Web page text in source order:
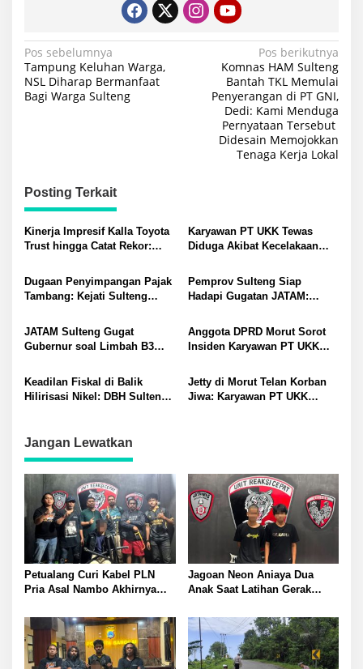
Navigasi
pos
Pos sebelumnya
Tampung Keluhan Warga,
NSL Diharap Bermanfaat
Bagi Warga Sulteng
Pos berikutnya
Komnas HAM Sulteng
Bantah TKL Memulai
Penyerangan di PT GNI,
Dedi: Kami Menduga
Pernyataan Tersebut
Didesain Memojokkan
Tenaga Kerja Lokal
Posting Terkait
Kinerja Impresif Kalla Toyota
Trust hingga Catat Rekor:
Baru Meningkat
Karyawan PT UKK Tewas
Diduga Akibat Kecelakaan
Anak yang Masih TK
Dugaan Penyimpangan Pajak
Tambang: Kejati Sulteng
sebagai Tersangka
Pemprov Sulteng Siap
Hadapi Gugatan JATAM:
Lingkungan Akibat Limbah
B3 PT QMB dan Berkah
Morowali Sejahtera
JATAM Sulteng Gugat
Gubernur soal Limbah B3
Morowali Sejahtera
Anggota DPRD Morut Sorot
Insiden Karyawan PT UKK
Keadilan Fiskal di Balik
Hilirisasi Nikel: DBH Sulteng
Jetty di Morut Telan Korban
Jiwa: Karyawan PT UKK
Jangan Lewatkan
Petualang Curi Kabel PLN
Pria Asal Nambo Akhirnya
Jagoan Neon Aniaya Dua
Anak Saat Latihan Gerak
Polresta Banggai